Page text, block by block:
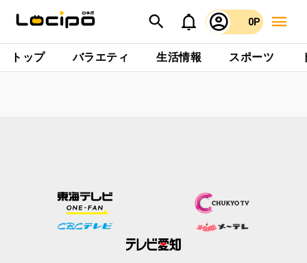
0P
トップ バラエティ 生活情報 スポーツ